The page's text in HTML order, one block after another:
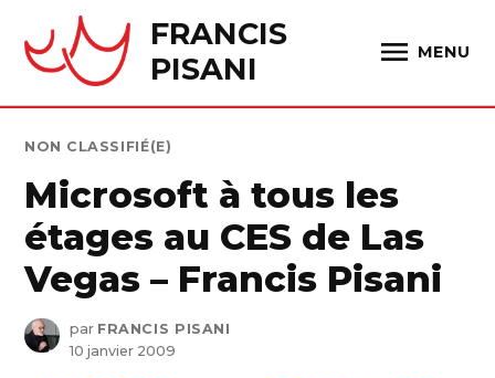
content
FRANCIS
PISANI
MENU
PUBLIÉ
NON CLASSIFIÉ(E)
Microsoft à tous les
étages au CES de Las
Vegas – Francis Pisani
par FRANCIS PISANI
10 janvier 2009